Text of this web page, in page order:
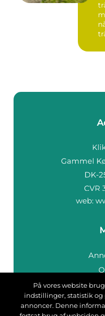
web:
På vores website
indstillinger, statistik
annoncer. Denne